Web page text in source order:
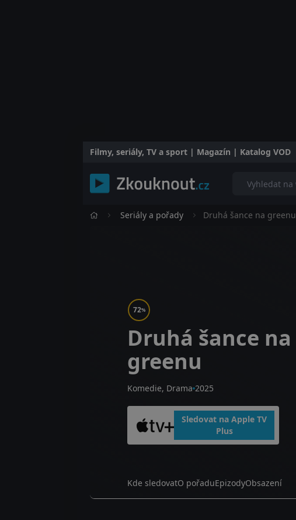
Filmy, seriály, TV a sport | Magazín | Katalog VOD
Seriály a pořady Druhá šance na greenu
72%
Druhá šance na
greenu
Komedie, Drama 2025
Sledovat na Apple TV
Plus
Kde sledovatO pořaduEpizodyObsazení